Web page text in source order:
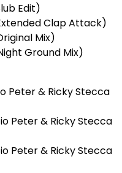
Edit)
Clap Attack)
Mix)
Ground Mix)
Peter & Ricky Stecca
Peter & Ricky Stecca
Peter & Ricky Stecca